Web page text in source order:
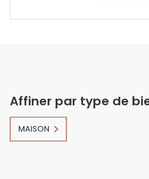
Affiner par type de
MAISON